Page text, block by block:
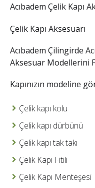
Acıbadem Çelik Kapı
Çelik Kapı Aksesuarı
Acıbadem Çilingirde
Aksesuar Modellerini
Kapınızın modeline
Çelik kapı kolu
Çelik kapı dürbünü
Çelik kapı tak takı
Çelik Kapı Fitili
Çelik Kapı Menteşesi